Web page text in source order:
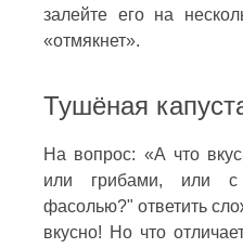
залейте его на
«отмякнет».
Тушёная
На вопрос: «А что
или грибами, или
фасолью?" ответить
вкусно! Но что